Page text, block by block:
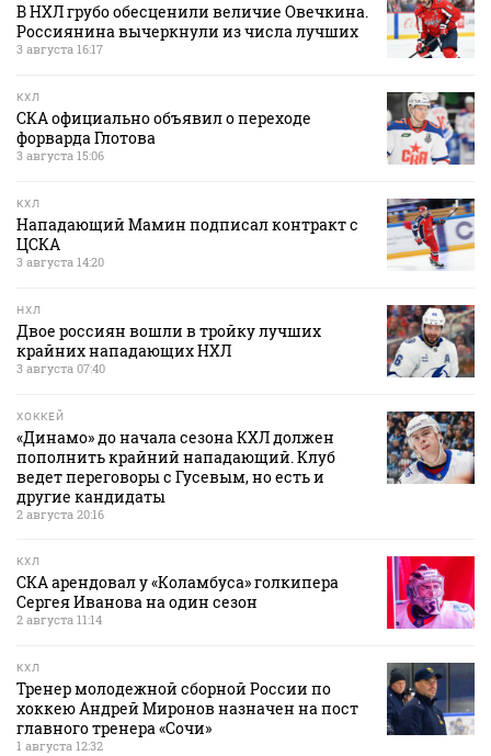
В НХЛ грубо обесценили величие Овечкина.
Россиянина вычеркнули из числа лучших
3 августа 16:17
КХЛ
СКА официально объявил о переходе
форварда Глотова
3 августа 15:06
КХЛ
Нападающий Мамин подписал контракт с
ЦСКА
3 августа 14:20
НХЛ
Двое россиян вошли в тройку лучших
крайних нападающих НХЛ
3 августа 07:40
ХОККЕЙ
«Динамо» до начала сезона КХЛ должен
пополнить крайний нападающий. Клуб
ведет переговоры с Гусевым, но есть и
другие кандидаты
2 августа 20:16
КХЛ
СКА арендовал у «Коламбуса» голкипера
Сергея Иванова на один сезон
2 августа 11:14
КХЛ
Тренер молодежной сборной России по
хоккею Андрей Миронов назначен на пост
главного тренера «Сочи»
1 августа 12:32